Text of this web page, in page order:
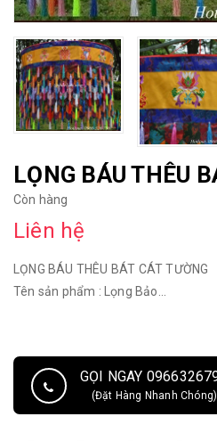
LỌNG BÁU THÊU
Còn hàng
Liên hệ
LỌNG BÁU THÊU BÁT CÁT
Tên sản phẩm : Lọng Bảo...
GỌI NGAY
(Đặt Hàng Nhanh Chóng)